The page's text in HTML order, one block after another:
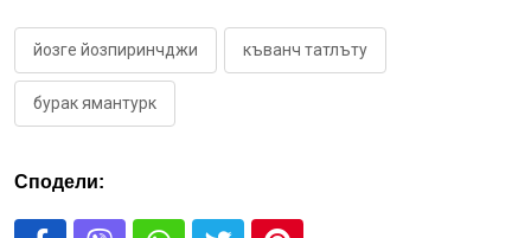
йозге йозпиринчджи къванч татлъту
бурак ямантурк
Сподели: